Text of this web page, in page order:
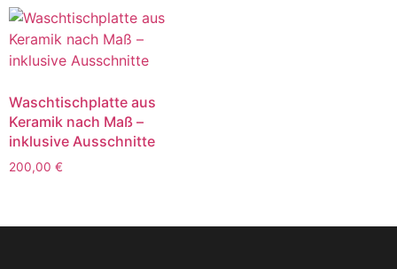
Waschtischplatte aus
Keramik nach Maß –
inklusive Ausschnitte
200,00 €